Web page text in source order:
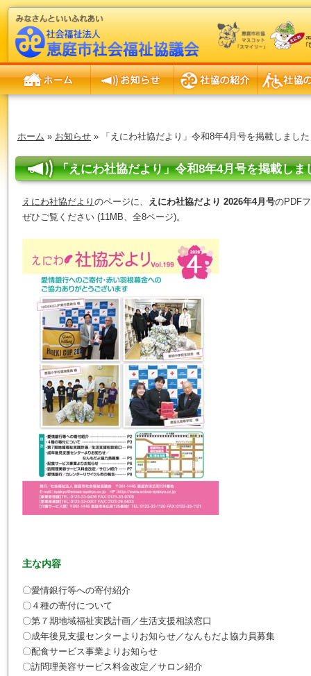
ホーム » お知らせ » 「えにわ社協だより」令和8年4月号を掲載しました
「えにわ社協だより」令和8年4月号を掲載しま
えにわ社協だより のページに、 えにわ社協だより 2026年4月号のPDF
ぜひご覧ください (11MB、全8ページ)。
主な内容
〇愛情銀行等への寄付紹介
〇４種の寄付について
〇第７期地域福祉実践計画／生活支援相談窓口
〇成年後見支援センターよりお知らせ／なんもだよ協力員募集
〇配食サービス事業よりお知らせ
〇訪問理美容サービス料金改定／サロン紹介